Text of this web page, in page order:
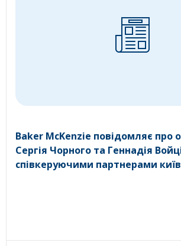
Baker McKenzie повідомляє про
Сергія Чорного та Геннадія
співкеруючими партнерами